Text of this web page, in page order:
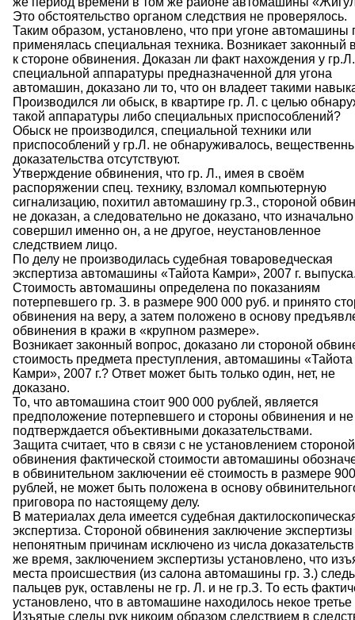
Это обстоятельство органом следствия не проверялось.
Таким образом, установлено, что при угоне автомашины
применялась специальная техника. Возникает законный
к стороне обвинения. Доказан ли факт нахождения у гр.Л.
специальной аппаратуры предназначенной для угона
автомашин, доказано ли то, что он владеет такими
Производился ли обыск, в квартире гр. Л. с целью
такой аппаратуры либо специальных приспособлений?
Обыск не производился, специальной техники или
приспособлений у гр.Л. не обнаруживалось,
доказательства отсутствуют.
Утверждение обвинения, что гр. Л., имея в своём
распоряжении спец. технику, взломал компьютерную
сигнализацию, похитил автомашину гр.З., стороной
не доказан, а следовательно не доказано, что изначально
совершил именно он, а не другое, неустановленное
следствием лицо.
По делу не производилась судебная товароведческая
экспертиза автомашины «Тайота Камри», 2007 г.
Стоимость автомашины определена по показаниям
потерпевшего гр. З. в размере 900 000 руб. и принято
обвинения на веру, а затем положено в основу
обвинения в кражи в «крупном размере».
Возникает законный вопрос, доказано ли стороной
стоимость предмета преступления, автомашины «Тайота
Камри», 2007 г.? Ответ может быть только один, нет, не
доказано.
То, что автомашина стоит 900 000 рублей, является
предположение потерпевшего и стороны обвинения и не
подтверждается объективными доказательствами.
Защита считает, что в связи с не установлением стороной
обвинения фактической стоимости автомашины
в обвинительном заключении её стоимость в размере
рублей, не может быть положена в основу
приговора по настоящему делу.
В материалах дела имеется судебная
экспертиза. Стороной обвинения заключение экспертизы
непонятным причинам исключено из числа
же время, заключением экспертизы установлено, что
места происшествия (из салона автомашины гр. З.)
пальцев рук, оставлены не гр. Л. и не гр.З. То есть
установлено, что в автомашине находилось некое третье
Изъятые следы рук никоим образом следствием в